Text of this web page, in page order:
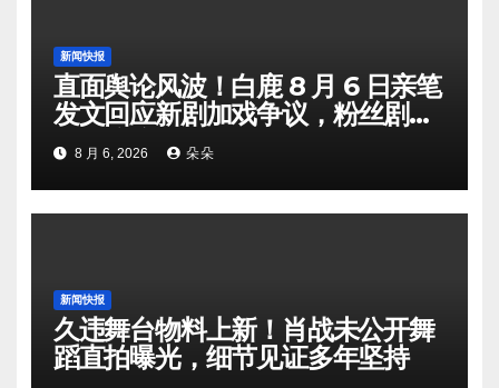
新闻快报
直面舆论风波！白鹿 8 月 6 日亲笔
发文回应新剧加戏争议，粉丝剧组
矛盾暗流涌动
8 月 6, 2026 朵朵
新闻快报
久违舞台物料上新！肖战未公开舞
蹈直拍曝光，细节见证多年坚持